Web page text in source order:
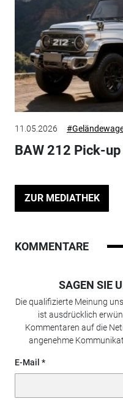
11.05.2026
BAW 212 Pick-
ZUR MEDIATHEK
KOMMENTARE
SAGEN SIE
Die qualifizierte Meinung
ist ausdrücklich
Kommentaren auf die
angenehme
E-Mail